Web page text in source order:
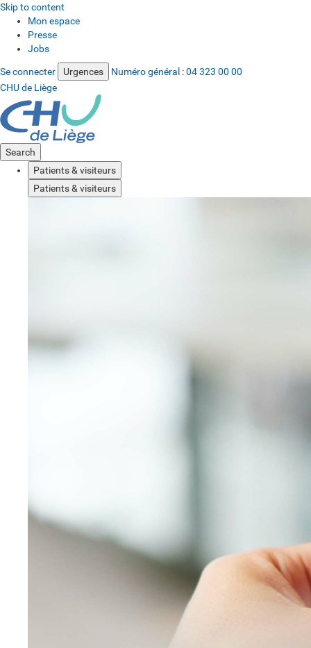
Skip to content
Mon espace
Presse
Jobs
Se connecter Urgences Numéro général :04 323 00 00
CHU de Liège
Search
Patients & visiteurs
Patients & visiteurs